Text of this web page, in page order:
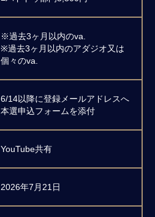
※過去3ヶ月以内のva.
※過去3ヶ月以内のアダジオ又は
個々のva.
6/14以降に登録メールアドレスへ
本選申込フォームを添付
YouTube共有
2026年7月21日